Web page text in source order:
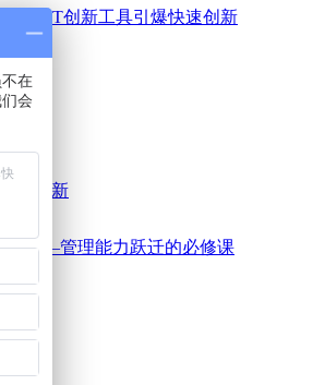
创新工具引爆快速创新
速创新
》——管理能力跃迁的必修课
在
会